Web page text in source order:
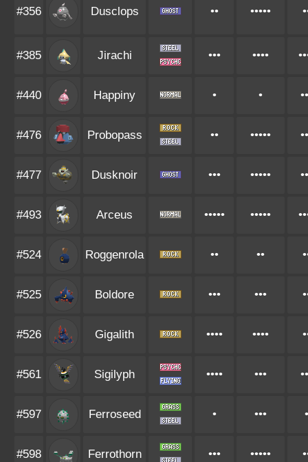
#356 Dusclops •• •••••
#385 Jirachi ••• ••••
#440 Happiny • •
#476 Probopass •• •••••
#477 Dusknoir ••• •••••
#493 Arceus ••••• •••••
#524 Roggenrola •• ••
#525 Boldore ••• •••
#526 Gigalith •••• ••••
#561 Sigilyph •••• •••
#597 Ferroseed • ••• •
#598 Ferrothorn ••• •••••